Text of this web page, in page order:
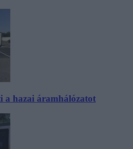
a hazai áramhálózatot